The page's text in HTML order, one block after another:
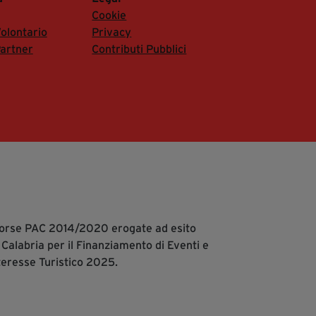
Cookie
Privacy
Contributi Pubblici
PAC 2014/2020 erogate ad esito
per il Finanziamento di Eventi e
Turistico 2025.